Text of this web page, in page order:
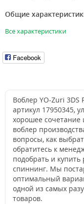
Общие
Все характеристики
Facebook
Воблер YO-Zuri 3DS
артикул 17950345,
хорошее
воблер
вопросы, как
обратитесь к
подобрать и
спиннинг. Мы
оптимальный
одной из самых
товаров.